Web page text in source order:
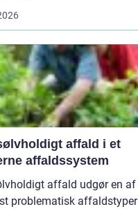
affald i et
affaldssystem
affald udgør en af
problematisk affaldstyper